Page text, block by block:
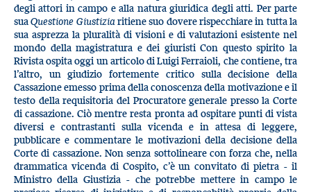
degli attori in campo e alla natura giuridica degli atti. Per parte
suaQuestione Giustiziaritiene suo dovere rispecchiare in tutta la
sua asprezza la pluralità di visioni e di valutazioni esistente nel
mondo della magistratura e dei giuristi Con questo spirito la
Rivista ospita oggi un articolo di Luigi Ferraioli, che contiene, tra
l’altro, un giudizio fortemente critico sulla decisione della
Cassazione emesso prima della conoscenza della motivazione e il
testo della requisitoria del Procuratore generale presso la Corte
di cassazione. Ciò mentre resta pronta ad ospitare punti di vista
diversi e contrastanti sulla vicenda e in attesa di leggere,
pubblicare e commentare le motivazioni della decisione della
Corte di cassazione. Non senza sottolineare con forza che, nella
drammatica vicenda di Cospito, c’è un convitato di pietra - il
Ministro della Giustizia - che potrebbe mettere in campo le